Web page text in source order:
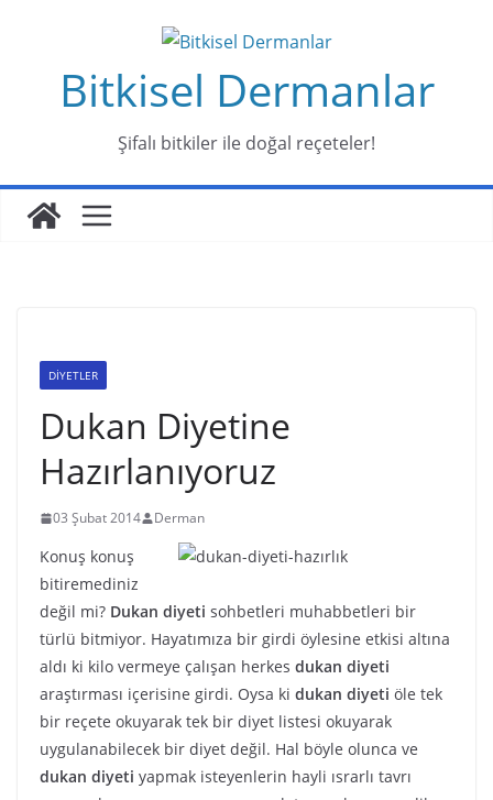
Bitkisel Dermanlar
Şifalı bitkiler ile doğal reçeteler!
DİYETLER
Dukan Diyetine
Hazırlanıyoruz
03 Şubat 2014 Derman
Konuş konuş
bitiremediniz
değil mi? Dukan diyeti sohbetleri muhabbetleri bir
türlü bitmiyor. Hayatımıza bir girdi öylesine etkisi altına
aldı ki kilo vermeye çalışan herkes dukan diyeti
araştırması içerisine girdi. Oysa ki dukan diyeti öle tek
bir reçete okuyarak tek bir diyet listesi okuyarak
uygulanabilecek bir diyet değil. Hal böyle olunca ve
dukan diyeti yapmak isteyenlerin hayli ısrarlı tavrı